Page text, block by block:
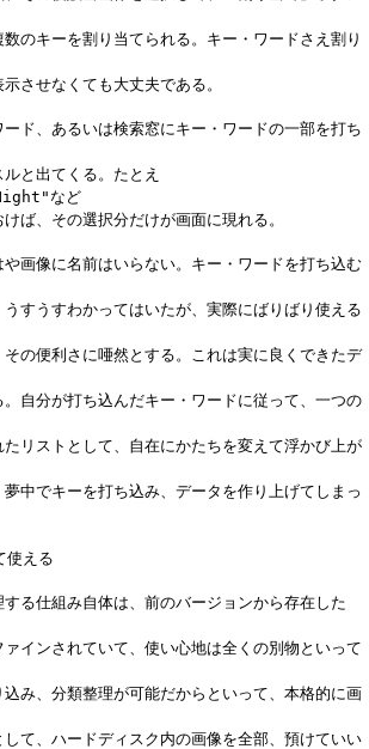
のキーを割り当てられる。キー・ワードさえ割り
させなくても大丈夫である。
ド、あるいは検索窓にキー・ワードの一部を打ち
と出てくる。たとえ
など
ば、その選択分だけが画面に現れる。
や画像に名前はいらない。キー・ワードを打ち込む
すうすわかってはいたが、実際にばりばり使える
の便利さに唖然とする。これは実に良くできたデ
自分が打ち込んだキー・ワードに従って、一つの
リストとして、自在にかたちを変えて浮かび上が
中でキーを打ち込み、データを作り上げてしまっ
える
する仕組み自体は、前のバージョンから存在した
インされていて、使い心地は全くの別物といって
み、分類整理が可能だからといって、本格的に画
て、ハードディスク内の画像を全部、預けていい